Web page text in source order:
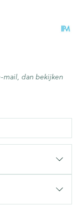
mail, dan bekijken